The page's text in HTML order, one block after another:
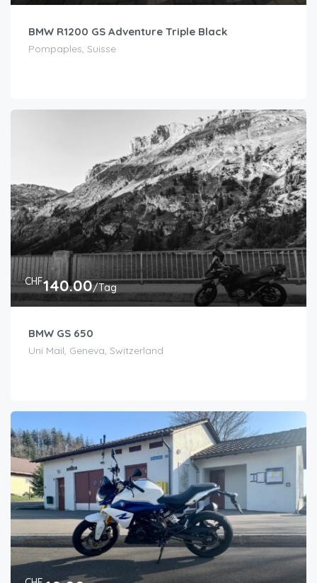
BMW R1200 GS Adventure Triple Black
Pompaples, Suisse
CHF140.00/Tag
BMW GS 650
Uni Mail, Geneva, Switzerland